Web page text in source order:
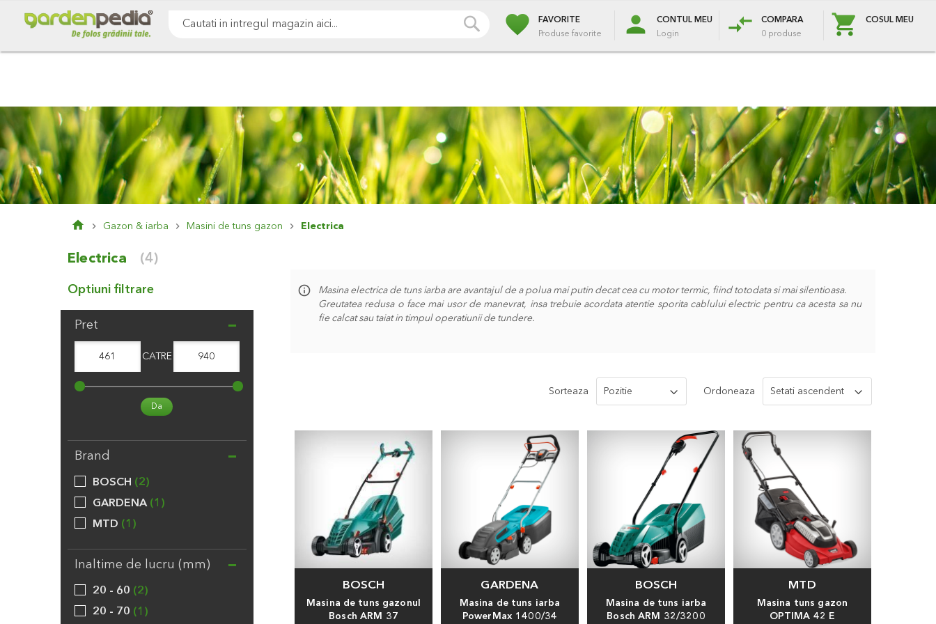
la
CAUTAfavorite
FAVORITE
Produse favorite
person
CONTUL MEU
Login
compare_arrows
COMPARA
0 produse
COSUL MEU
Cultivare sol Gazon & iarba Pomi & arbusti Iazuri Pulverizare Protectie plante Flori & plante Zapada
Gazon & iarba Masini de tuns gazon Electrica
Electrica (4)
Masina electrica de tuns iarba are avantajul de a polua mai putin decat cea cu motor termic, fiind totodata si mai silentioasa.
Greutatea redusa o face mai usor de manevrat, insa trebuie acordata atentie sporita cablului electric pentru ca acesta sa nu
fie calcat sau taiat in timpul operatiunii de tundere.
Sorteaza Ordoneaza
BOSCH
Masina de tuns gazonul
Bosch ARM 37
GARDENA
Masina de tuns iarba
PowerMax 1400/34
BOSCH
Masina de tuns iarba
Bosch ARM 32/3200
MTD
Masina tuns gazon
OPTIMA 42 E
Optiuni filtrare
Pret
461 CATRE 940
Da
Brand
BOSCH
2
GARDENA
1
MTD
1
Inaltime de lucru (mm)
20 - 60
2
20 - 70
1